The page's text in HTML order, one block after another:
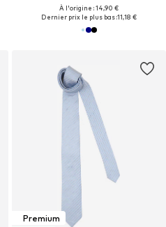
À l'origine : 14,90 €
Dernier prix le plus bas :11,18 €
Premium